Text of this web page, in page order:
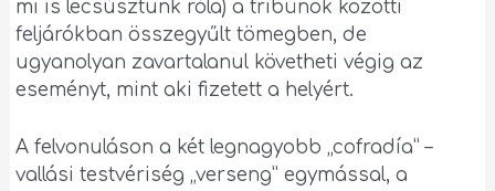
mi is lecsúsztunk róla) a tribünök közötti
feljárókban összegyűlt tömegben, de
ugyanolyan zavartalanul követheti végig az
eseményt, mint aki fizetett a helyért.
A felvonuláson a két legnagyobb „cofradía” –
vallási testvériség „verseng” egymással, a